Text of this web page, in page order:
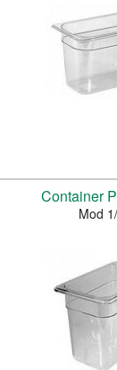
Container
Mod